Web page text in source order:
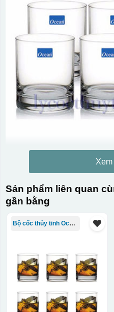
Sản phẩm liên quan
gần bằng
Bộ cốc thủy tinh Ocean